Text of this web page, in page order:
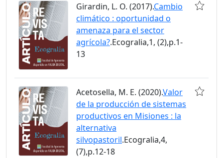
Girardin, L. O. (2017).Cambio
climático : oportunidad o
amenaza para el sector
agrícola?.Ecogralia,1, (2),p.1-
13
Acetosella, M. E. (2020).Valor
de la producción de sistemas
productivos en Misiones : la
alternativa
silvopastoril.Ecogralia,4,
(7),p.12-18